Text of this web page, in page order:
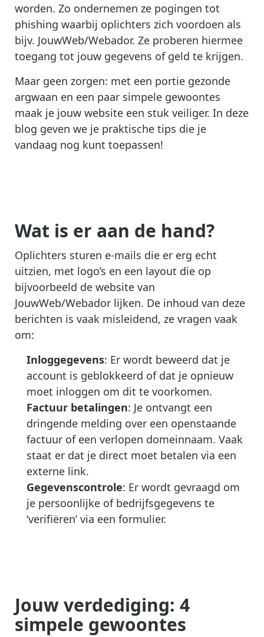
worden. Zo ondernemen ze pogingen tot
phishing waarbij oplichters zich voordoen als
bijv. JouwWeb/Webador. Ze proberen hiermee
toegang tot jouw gegevens of geld te krijgen.
Maar geen zorgen: met een portie gezonde
argwaan en een paar simpele gewoontes
maak je jouw website een stuk veiliger. In deze
blog geven we je praktische tips die je
vandaag nog kunt toepassen!
Wat is er aan de hand?
Oplichters sturen e-mails die er erg echt
uitzien, met logo’s en een layout die op
bijvoorbeeld de website van
JouwWeb/Webador lijken. De inhoud van deze
berichten is vaak misleidend, ze vragen vaak
om:
Inloggegevens: Er wordt beweerd dat je
account is geblokkeerd of dat je opnieuw
moet inloggen om dit te voorkomen.
Factuur betalingen: Je ontvangt een
dringende melding over een openstaande
factuur of een verlopen domeinnaam. Vaak
staat er dat je direct moet betalen via een
externe link.
Gegevenscontrole: Er wordt gevraagd om
je persoonlijke of bedrijfsgegevens te
‘verifiëren’ via een formulier.
Jouw verdediging: 4
simpele gewoontes